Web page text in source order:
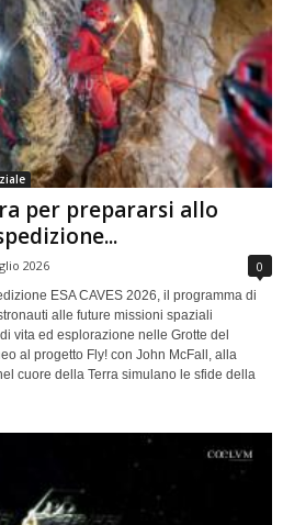
per prepararsi allo
2026 0
ESA CAVES 2026, il programma di
alle future missioni spaziali
vita ed esplorazione nelle Grotte del
al progetto Fly! con John McFall, alla
cuore della Terra simulano le sfide della